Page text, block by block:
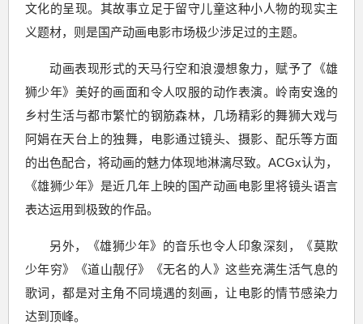
文化的呈现。其故事立足于留守儿童这种小人物的现实主
义题材，则是国产动画电影市场极少涉足过的主题。
动画表现形式的天马行空和浪漫想象力，赋予了《雄
狮少年》美好的画面和令人叹服的动作表演。岭南安逸的
乡村生活与都市繁忙的钢筋森林，几场精彩的舞狮大戏与
阿娟在天台上的独舞，电影通过镜头、摄影、配乐等方面
的出色配合，将动画的魅力体现地淋漓尽致。ACGx认为，
《雄狮少年》是近几年上映的国产动画电影里将镜头语言
表达运用到极致的作品。
另外，《雄狮少年》的音乐也令人印象深刻，《莫欺
少年穷》《道山靓仔》《无名的人》这些充满生活气息的
歌词，都是对主角不同境遇的刻画，让电影的情节感染力
达到顶峰。